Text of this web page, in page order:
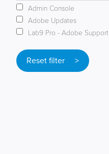
Admin Console
Adobe Updates
Lab9 Pro - Adobe Support
Reset filter >